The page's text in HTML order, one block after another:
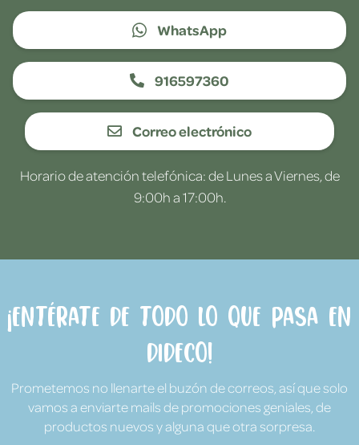
WhatsApp
916597360
Correo electrónico
Horario de atención telefónica: de Lunes a Viernes, de
9:00h a 17:00h.
¡Entérate de todo lo que pasa en
Dideco!
Prometemos no llenarte el buzón de correos, así que solo
vamos a enviarte mails de promociones geniales, de
productos nuevos y alguna que otra sorpresa.